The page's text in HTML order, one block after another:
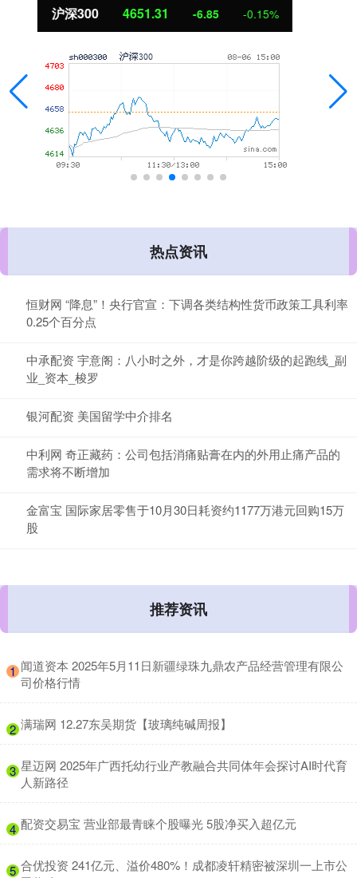
北证50 1122.88 3.42 0.30%
热点资讯
恒财网 “降息”！央行官宣：下调各类结构性货币政策工具利率
0.25个百分点
中承配资 宇意阁：八小时之外，才是你跨越阶级的起跑线_副
业_资本_梭罗
银河配资 美国留学中介排名
中利网 奇正藏药：公司包括消痛贴膏在内的外用止痛产品的
需求将不断增加
金富宝 国际家居零售于10月30日耗资约1177万港元回购15万
股
推荐资讯
1 ​闻道资本 2025年5月11日新疆绿珠九鼎农产品经营管理有限公
司价格行情
2 ​满瑞网 12.27东吴期货【玻璃纯碱周报】
3 ​星迈网 2025年广西托幼行业产教融合共同体年会探讨AI时代育
人新路径
4 ​配资交易宝 营业部最青睐个股曝光 5股净买入超亿元
5 ​合优投资 241亿元、溢价480%！成都凌轩精密被深圳一上市公